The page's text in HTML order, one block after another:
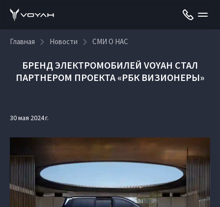
Главная Новости СМИ О НАС
БРЕНД ЭЛЕКТРОМОБИЛЕЙ VOYAH СТАЛ
ПАРТНЕРОМ ПРОЕКТА «РБК ВИЗИОНЕРЫ»
30 мая 2024 г.